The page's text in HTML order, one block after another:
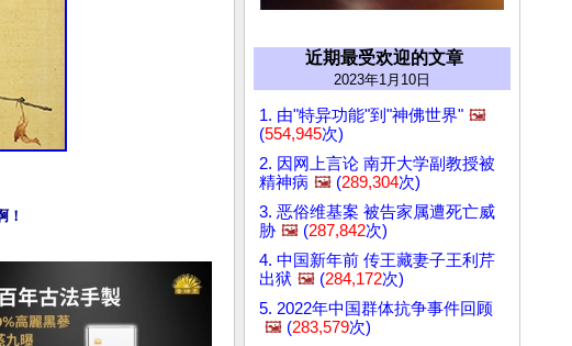
近期最受欢迎的文章
2023年1月10日
1. 由"特异功能"到"神佛世界" 🖼️
(554,945次)
2. 因网上言论 南开大学副教授被
精神病 🖼️ (289,304次)
3. 恶俗维基案 被告家属遭死亡威
胁 🖼️ (287,842次)
4. 中国新年前 传王藏妻子王利芹
出狱 🖼️ (284,172次)
5. 2022年中国群体抗争事件回顾
🖼️ (283,579次)